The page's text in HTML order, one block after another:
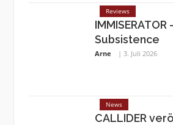
Reviews
Subsistence
Arne 3. Juli 2026
News
CALLIDER